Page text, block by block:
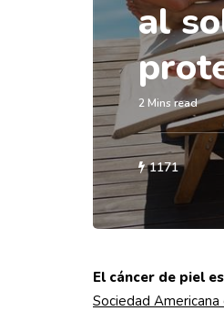
al
2 Mins read
1171
El cáncer de piel
Sociedad